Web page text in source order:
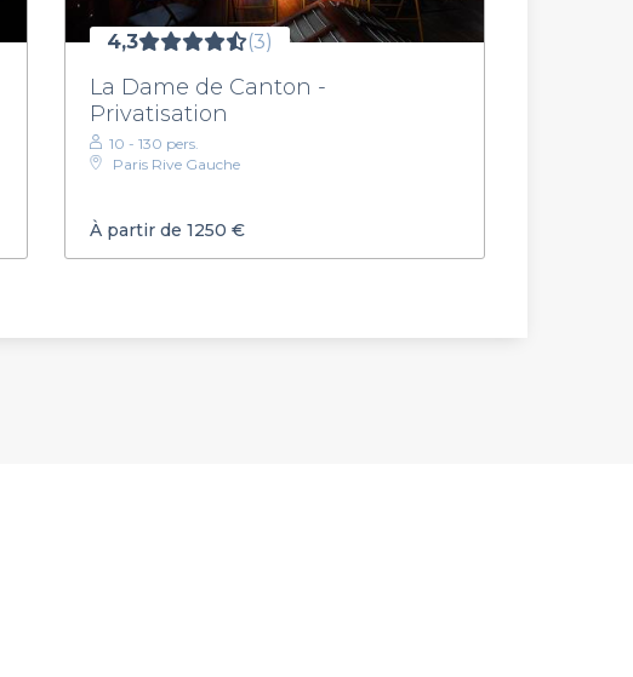
4,3 (3)
La Dame de Canton -
Privatisation
10 - 130 pers.
Paris Rive Gauche
À partir de 1250 €